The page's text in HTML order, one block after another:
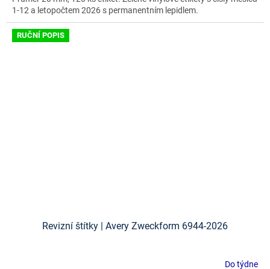
1-12 a letopočtem 2026 s permanentním lepidlem.
RUČNÍ POPIS
Revizní štítky | Avery Zweckform 6944-2026
Do týdne